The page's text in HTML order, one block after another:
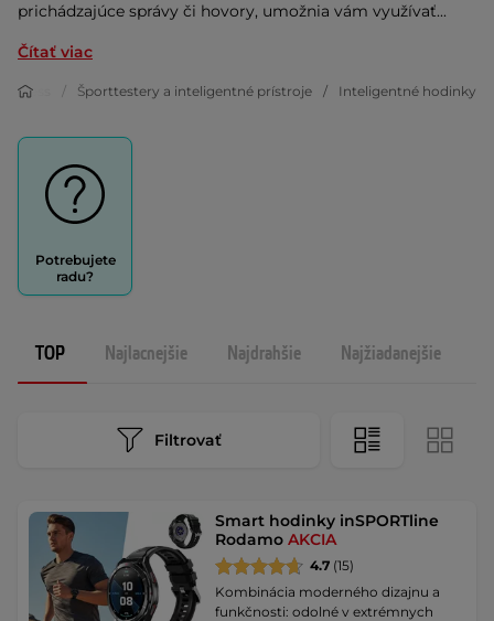
prichádzajúce správy či hovory, umožnia vám využívať...
Čítať viac
Fitness Športtestery a inteligentné prístroje Inteligentné hodinky
Potrebujete
radu?
TOP Najlacnejšie Najdrahšie Najžiadanejšie
Filtrovať
Smart hodinky inSPORTline
RodamoAKCIA
4.7 (15)
Kombinácia moderného dizajnu a
funkčnosti: odolné v extrémnych